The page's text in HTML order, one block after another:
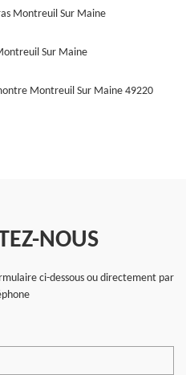
Montreuil Sur Maine
Sur Maine
Montreuil Sur Maine 49220
NOUS
ci-dessous ou directement par